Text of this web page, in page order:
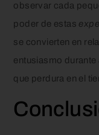
observar cada
poder de estas
se convierten en
entusiasmo durante
que perdura en el